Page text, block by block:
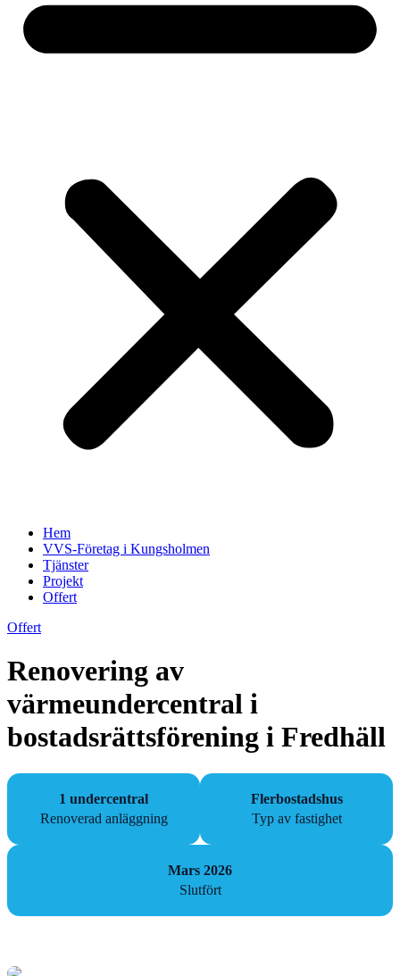
Hem
VVS-Företag i Kungsholmen
Tjänster
Projekt
Offert
Offert
Renovering av
värmeundercentral i
bostadsrättsförening i Fredhäll
1 undercentral
Renoverad anläggning
Flerbostadshus
Typ av fastighet
Mars 2026
Slutfört